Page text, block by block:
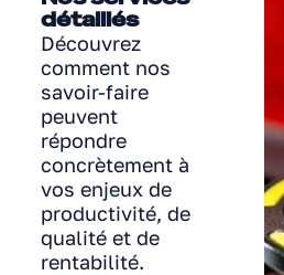
détaillés
Découvrez
comment nos
savoir-faire
peuvent
répondre
concrètement à
vos enjeux de
productivité, de
qualité et de
rentabilité.